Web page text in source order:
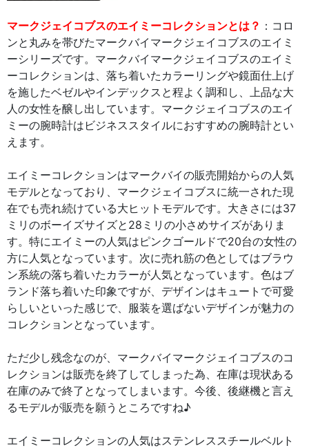
マークジェイコブスのエイミーコレクションとは？ ：コロ
ンと丸みを帯びたマークバイマークジェイコブスのエイミ
ーシリーズです。マークバイマークジェイコブスのエイミ
ーコレクションは、落ち着いたカラーリングや鏡面仕上げ
を施したベゼルやインデックスと程よく調和し、上品な大
人の女性を醸し出しています。マークジェイコブスのエイ
ミーの腕時計はビジネススタイルにおすすめの腕時計とい
えます。
エイミーコレクションはマークバイの販売開始からの人気
モデルとなっており、マークジェイコブスに統一された現
在でも売れ続けている大ヒットモデルです。大きさには37
ミリのボーイズサイズと28ミリの小さめサイズがありま
す。特にエイミーの人気はピンクゴールドで20台の女性の
方に人気となっています。次に売れ筋の色としてはブラウ
ン系統の落ち着いたカラーが人気となっています。色はブ
ランド落ち着いた印象ですが、デザインはキュートで可愛
らしいといった感じで、服装を選ばないデザインが魅力の
コレクションとなっています。
ただ少し残念なのが、マークバイマークジェイコブスのコ
レクションは販売を終了してしまった為、在庫は現状ある
在庫のみで終了となってしまいます。今後、後継機と言え
るモデルが販売を願うところですね♪
エイミーコレクションの人気はステンレススチールベルト